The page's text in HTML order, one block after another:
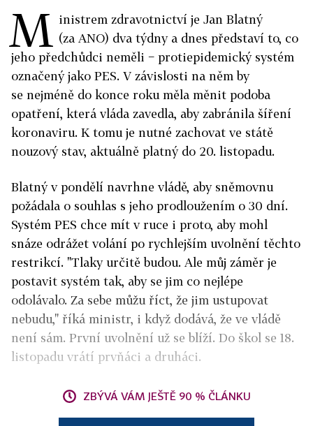
M inistrem zdravotnictví je Jan Blatný
(za ANO) dva týdny a dnes představí to, co
jeho předchůdci neměli − protiepidemický systém
označený jako PES. V závislosti na něm by
se nejméně do konce roku měla měnit podoba
opatření, která vláda zavedla, aby zabránila šíření
koronaviru. K tomu je nutné zachovat ve státě
nouzový stav, aktuálně platný do 20. listopadu.
Blatný v pondělí navrhne vládě, aby sněmovnu
požádala o souhlas s jeho prodloužením o 30 dní.
Systém PES chce mít v ruce i proto, aby mohl
snáze odrážet volání po rychlejším uvolnění těchto
restrikcí. "Tlaky určitě budou. Ale můj záměr je
postavit systém tak, aby se jim co nejlépe
odolávalo. Za sebe můžu říct, že jim ustupovat
nebudu," říká ministr, i když dodává, že ve vládě
není sám. První uvolnění už se blíží. Do škol se 18.
listopadu vrátí prvňáci a druháci.
ZBÝVÁ VÁM JEŠTĚ 90 % ČLÁNKU